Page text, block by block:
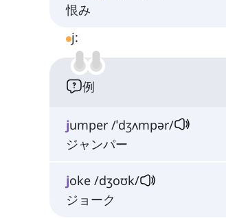
恨み
j:
例
jumper /ˈdʒʌmpər/
ジャンパー
joke /dʒoʊk/
ジョーク